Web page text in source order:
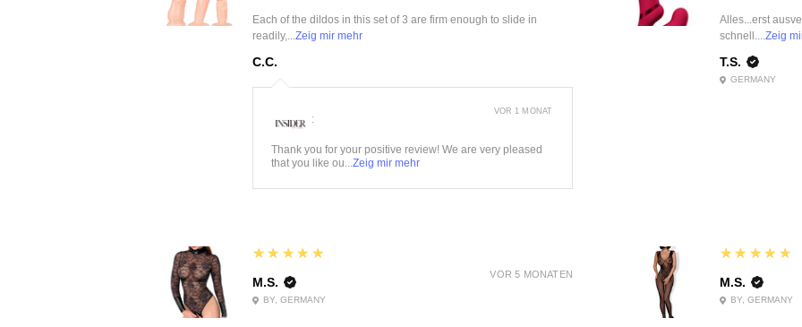
Each of the dildos in this set of 3 are firm enough to slide in
readily,...Zeig mir mehr
C.C.
:
Thank you for your positive review! We are very pleased
that you like ou...Zeig mir mehr
VOR 1 MONAT
Alles...erst
schnell....Zeig
T.S.
GERMANY
VOR 5 MONATEN
5
★★★★★
M.S.
BY, GERMANY
5
★★★★★
M.S.
BY, GERMANY